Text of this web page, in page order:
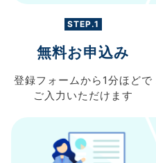
STEP.1
無料お申込み
登録フォームから 1分ほどで
ご入力 いただけます